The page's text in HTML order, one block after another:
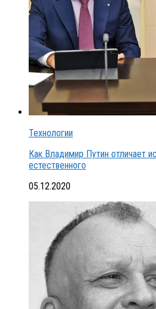
Технологии
Как Владимир Путин отличает
естественного
05.12.2020